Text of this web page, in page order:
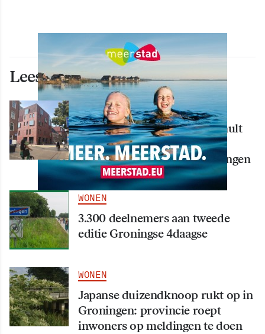
Lees ook deze artikelen
WONEN
Nieuw creatief centrum Tumult
bijna klaar: opening eind
september in hart van Groningen
WONEN
3.300 deelnemers aan tweede
editie Groningse 4daagse
WONEN
Japanse duizendknoop rukt op in
Groningen: provincie roept
inwoners op meldingen te doen